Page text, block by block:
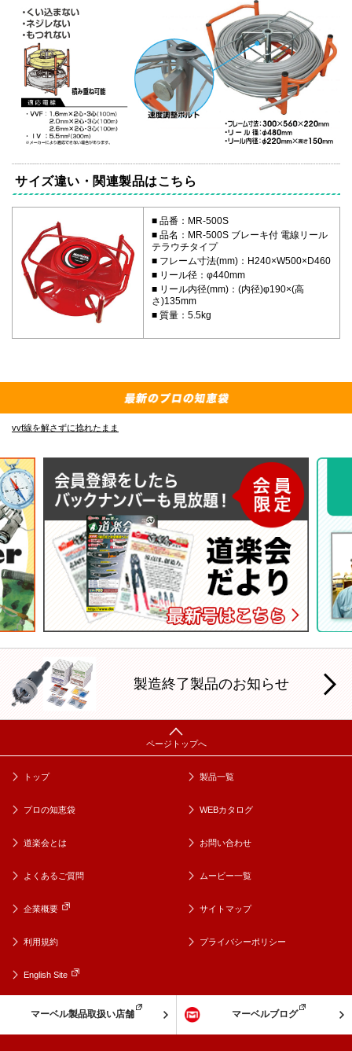
サイズ違い・関連製品はこちら
品番：MR-500S
品名：MR-500S ブレーキ付 電線リール
テラウチタイプ
フレーム寸法(mm)：H240×W500×D460
リール径：φ440mm
リール内径(mm)：(内径)φ190×(高
さ)135mm
質量：5.5kg
vvf線を解さずに捻れたまま
製造終了製品のお知らせ
トップ 製品一覧
プロの知恵袋 WEBカタログ
道楽会とは お問い合わせ
よくあるご質問 ムービー一覧
企業概要 サイトマップ
利用規約 プライバシーポリシー
English Site
マーベル製品取扱い店舗 マーベルブログ